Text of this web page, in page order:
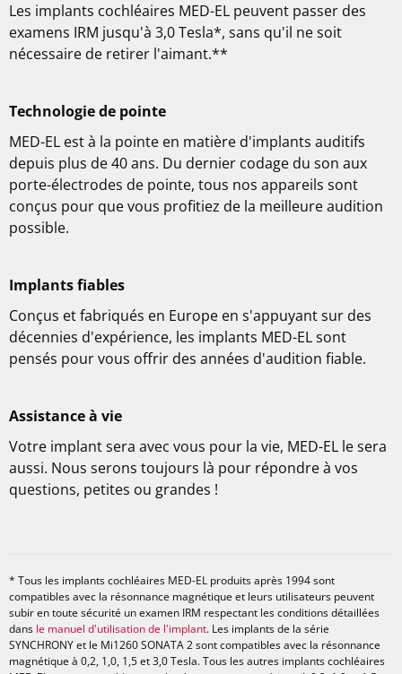
Les implants cochléaires MED-EL peuvent passer des
examens IRM jusqu'à 3,0 Tesla*, sans qu'il ne soit
nécessaire de retirer l'aimant.**
Technologie de pointe
MED-EL est à la pointe en matière d'implants auditifs
depuis plus de 40 ans. Du dernier codage du son aux
porte-électrodes de pointe, tous nos appareils sont
conçus pour que vous profitiez de la meilleure audition
possible.
Implants fiables
Conçus et fabriqués en Europe en s'appuyant sur des
décennies d'expérience, les implants MED-EL sont
pensés pour vous offrir des années d'audition fiable.
Assistance à vie
Votre implant sera avec vous pour la vie, MED-EL le sera
aussi. Nous serons toujours là pour répondre à vos
questions, petites ou grandes !
* Tous les implants cochléaires MED-EL produits après 1994 sont
compatibles avec la résonnance magnétique et leurs utilisateurs peuvent
subir en toute sécurité un examen IRM respectant les conditions détaillées
dans le manuel d'utilisation de l'implant. Les implants de la série
SYNCHRONY et le Mi1260 SONATA 2 sont compatibles avec la résonnance
magnétique à 0,2, 1,0, 1,5 et 3,0 Tesla. Tous les autres implants cochléaires